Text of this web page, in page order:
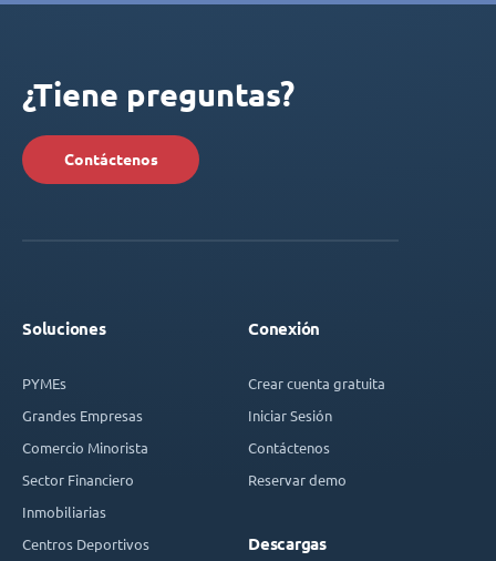
¿Tiene preguntas?
Contáctenos
Soluciones
PYMEs
Grandes Empresas
Comercio Minorista
Sector Financiero
Inmobiliarias
Centros Deportivos
Conexión
Crear cuenta gratuita
Iniciar Sesión
Contáctenos
Reservar demo
Descargas